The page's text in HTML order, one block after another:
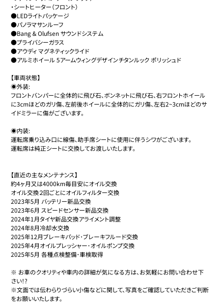
・シートヒーター（フロント）
●LEDライトパッケージ
●パノラマサンルーフ
●Bang & Olufsen サウンドシステム
●プライバシーガラス
●アウディ マグネティックライド
●アルミホイール 5アームウィングデザインチタンルック ポリッシュド
【車両状態】
◉外装:
フロントバンパーに全体的に飛び石、ボンネットに飛び石、右フロントホイール
に3cmほどのガリ傷、左前後ホイールに全体的にガリ傷、左右2~3cmほどのサ
イドミラーに傷がございます。
◉内装:
運転席乗り込み口に線傷、助手席シートに使用に伴うシワがございます。
運転席は純正シートに交換してお渡しいたします。
【直近の主なメンテナンス】
約4ヶ月又は4000km毎目安にオイル交換
オイル交換２回ごとにオイルフィルター交換
2023年5月 バッテリー新品交換
2023年6月 スピードセンサー新品交換
2024年1月タイヤ新品交換アライメント調整
2024年8月冷却水交換
2025年12月ブレーキパッド･ブレーキフルード交換
2025年4月オイルプレッシャー･オイルポンプ交換
2025年5月 各種点検整備･車検取得
※ お車のクオリティや車内の詳細が気になる方は、お気軽にお問い合わせ下
さい！?
※文面では伝わらりづらい小傷などに関して、写真をご確認していただきご判断
をお願いいたします。